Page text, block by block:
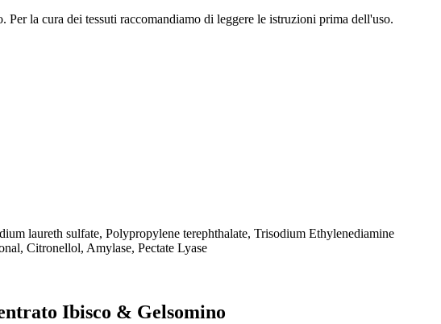
la cura dei tessuti raccomandiamo di leggere le istruzioni prima dell'uso.
laureth sulfate, Polypropylene terephthalate, Trisodium Ethylenediamine
Citronellol, Amylase, Pectate Lyase
Ibisco & Gelsomino